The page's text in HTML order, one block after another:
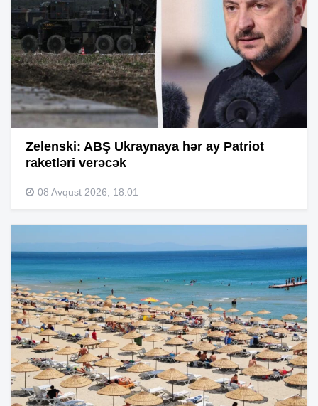
Zelenski: ABŞ Ukraynaya hər ay Patriot
raketləri verəcək
08 Avqust 2026, 18:01